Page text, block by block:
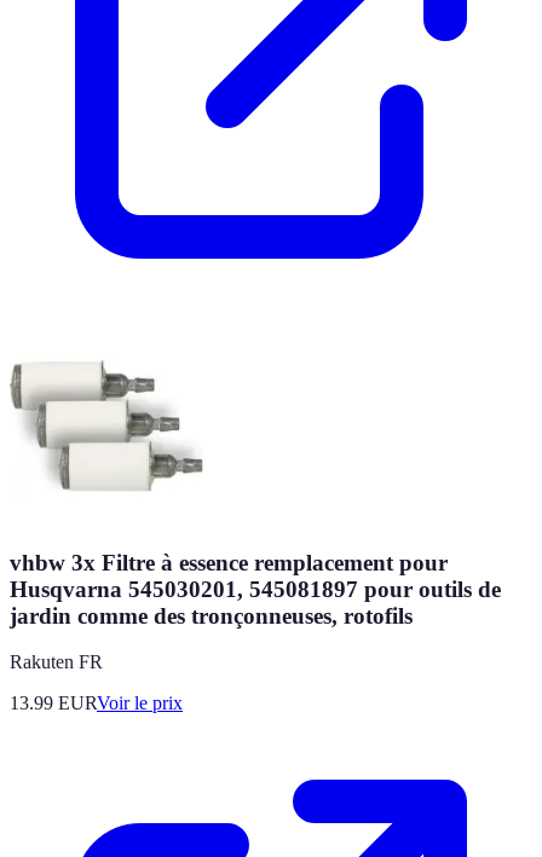
vhbw 3x Filtre à essence remplacement pour
Husqvarna 545030201, 545081897 pour outils de
jardin comme des tronçonneuses, rotofils
Rakuten FR
13.99 EURVoir le prix